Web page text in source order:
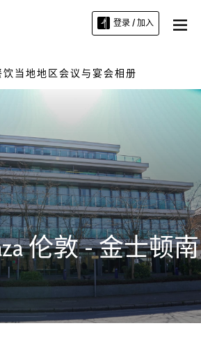
登录 / 加入
饮当地地区会议与宴会相册
伦敦 - 金士顿南